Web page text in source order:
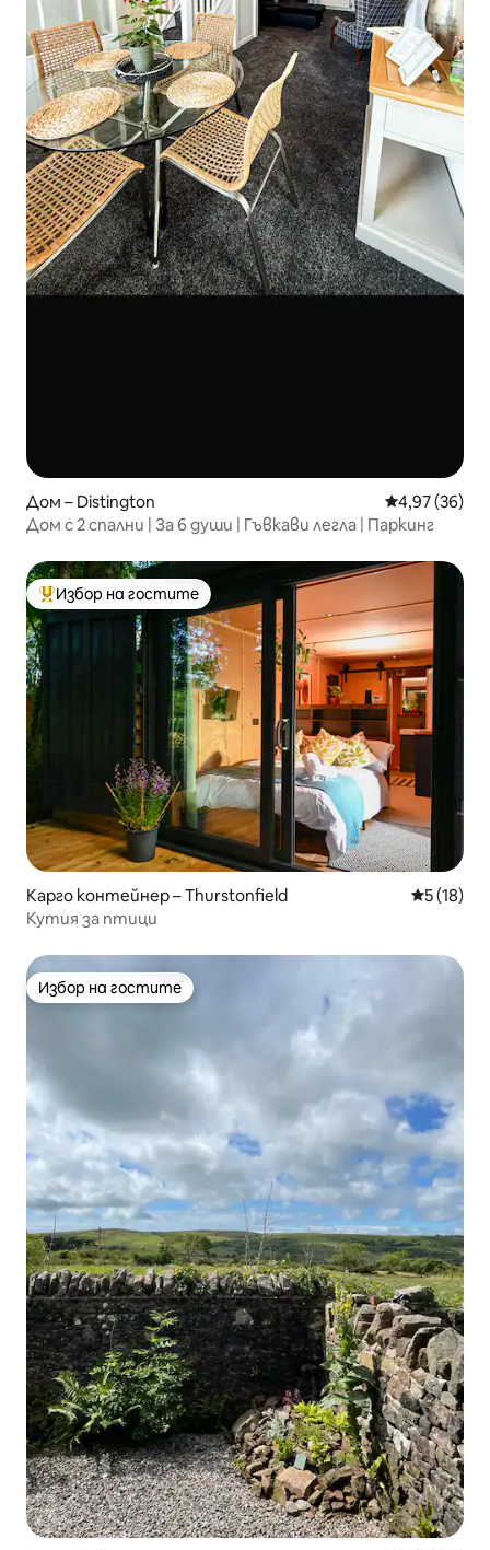
Дом – Distington Средна
4,97 (36)
Дом с 2 спални | За 6 души | Гъвкави легла | Паркинг
Най-популярен избор на гостите
Избор на гостите
Карго контейнер – Thurstonfield Средна
5 (18)
Кутия за птици
Избор на гостите
Избор на гостите